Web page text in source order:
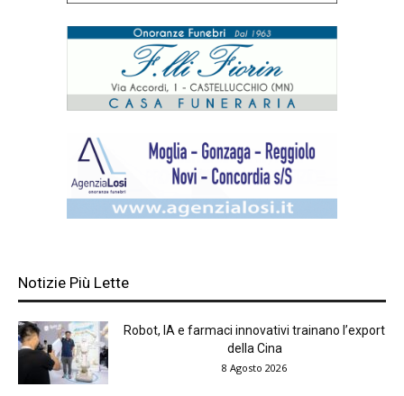
Notizie Più Lette
Robot, IA e farmaci innovativi trainano l’export
della Cina
8 Agosto 2026